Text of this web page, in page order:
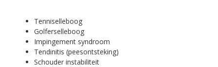
Tenniselleboog
Golferselleboog
Impingement syndroom
Tendinitis (peesontsteking)
Schouder instabiliteit